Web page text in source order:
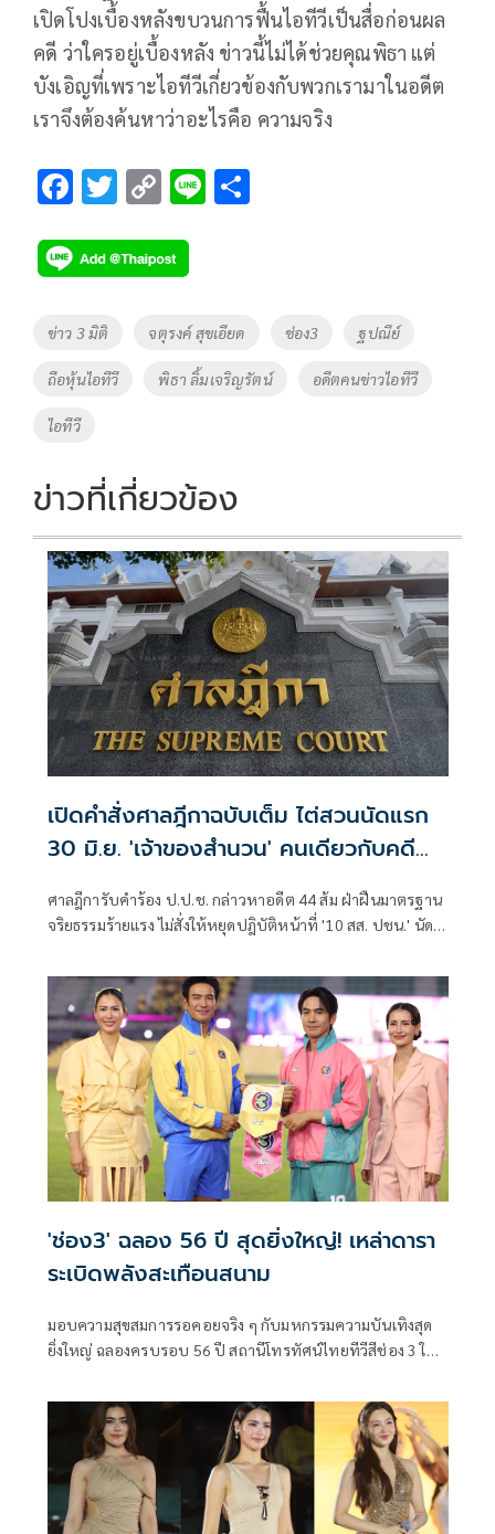
เปิดโปงเบื้องหลังขบวนการฟื้นไอทีวีเป็นสื่อก่อนผล
คดี ว่าใครอยู่เบื้องหลัง ข่าวนี้ไม่ได้ช่วยคุณพิธา แต่
บังเอิญที่เพราะไอทีวีเกี่ยวข้องกับพวกเรามาในอดีต
เราจึงต้องค้นหาว่าอะไรคือ ความจริง
F
e
b
o
o
k
T
tt
er
C
p
y
Li
n
k
Li
Tags
ข่าว 3 มิติ จตุรงค์ สุขเอียด ช่อง3 ฐปณีย์
ถือหุ้นไอทีวี พิธา ลิ้มเจริญรัตน์ อดีตคนข่าวไอทีวี
ไอทีวี
ข่าวที่เกี่ยวข้อง
เปิดคำสั่งศาลฎีกาฉบับเต็ม ไต่สวนนัดแรก
30 มิ.ย. 'เจ้าของสำนวน' คนเดียวกับคดี
ศาลฎีการับคำร้อง ป.ป.ช. กล่าวหาอดีต 44 ส้ม ฝ่าฝืนมาตรฐาน
จริยธรรมร้ายแรง ไม่สั่งให้หยุดปฎิบัติหน้าที่ '10 สส. ปชน.' นัด
คดีชั้น 14
'ช่อง3' ฉลอง 56 ปี สุดยิ่งใหญ่! เหล่าดารา
ระเบิดพลังสะเทือนสนาม
มอบความสุขสมการรอคอยจริง ๆ กับมหกรรมความบันเทิงสุด
ยิ่งใหญ่ ฉลองครบรอบ 56 ปี สถานีโทรทัศน์ไทยทีวีสีช่อง 3 ใน
ทุกวินาที ไม่มีพักหายใจ ณ สนามกีฬาแห่งชาติ ศุภชลาศัย เมื่อ
วันที่ 4 เมษายนที่ผ่านมา บอกเลยว่าแต่ละโชว์ทั้งแสง สี เสียง
อลังการระดับเวทีโลก!